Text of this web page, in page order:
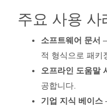
주요 사용 사
소프트웨어 문서
적 형식으로 패키
오프라인 도움말
공합니다.
기업 지식 베이스